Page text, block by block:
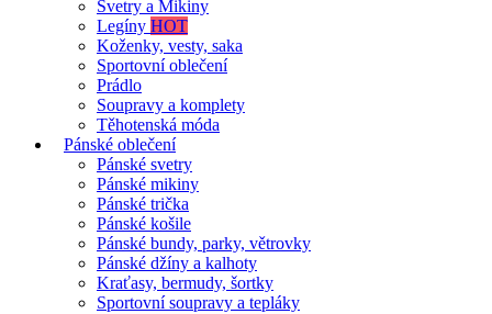
Svetry a Mikiny
Legíny HOT
Koženky, vesty, saka
Sportovní oblečení
Prádlo
Soupravy a komplety
Těhotenská móda
Pánské oblečení
Pánské svetry
Pánské mikiny
Pánské trička
Pánské košile
Pánské bundy, parky, větrovky
Pánské džíny a kalhoty
Kraťasy, bermudy, šortky
Sportovní soupravy a tepláky